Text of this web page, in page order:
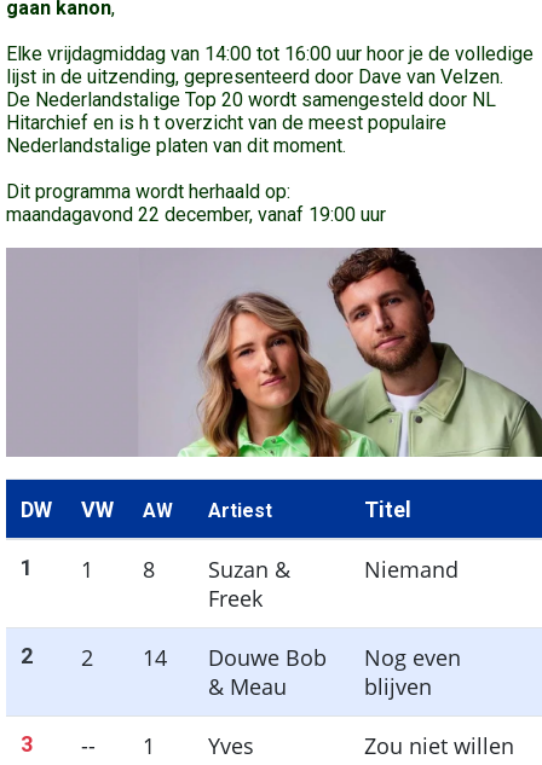
gaan kanon,
Elke vrijdagmiddag van 14:00 tot 16:00 uur hoor je de volledige
lijst in de uitzending, gepresenteerd door Dave van Velzen.
De Nederlandstalige Top 20 wordt samengesteld door NL
Hitarchief en is h t overzicht van de meest populaire
Nederlandstalige platen van dit moment.
Dit programma wordt herhaald op:
maandagavond 22 december, vanaf 19:00 uur
DW VW AW Artiest Titel
1 1 8
Suzan &
Freek
Niemand
2 2 14
Douwe Bob
& Meau
Nog even
blijven
3 -- 1
Yves
Zou niet willen